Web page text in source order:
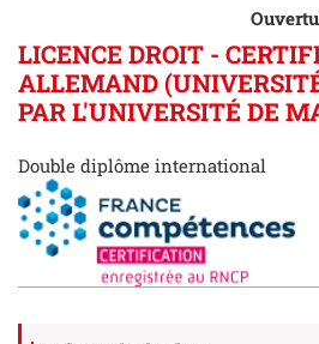
LICENCE DROIT -
ALLEMAND
PAR L'UNIVERSITÉ DE
Double diplôme international